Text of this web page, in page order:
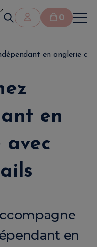
0
en onglerie
en
avec
en